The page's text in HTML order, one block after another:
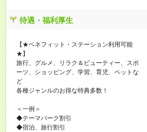
待遇・福利厚生
【★ベネフィット・ステーション利用可能
★】
旅行、グルメ、リラク＆ビューティー、スポ
ーツ、ショッピング、学習、育児、ペットな
ど
各種ジャンルのお得な特典多数！
＜一例＞
◆テーマパーク割引
◆宿泊、旅行割引